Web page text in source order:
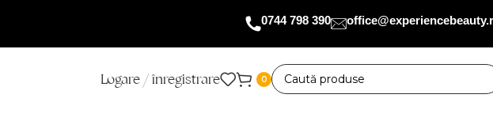
0744 798 390
Logare / înregistrare 0